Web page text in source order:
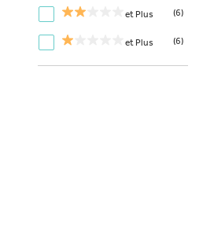
et Plus (6)
et Plus (6)